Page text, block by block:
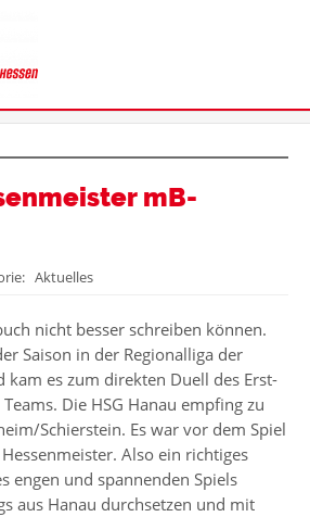
mB-
Aktuelles
nicht besser schreiben können.
Saison in der Regionalliga der
kam es zum direkten Duell des Erst-
Die HSG Hanau empfing zu
Schierstein. Es war vor dem Spiel
Also ein richtiges
engen und spannenden Spiels
aus Hanau durchsetzen und mit